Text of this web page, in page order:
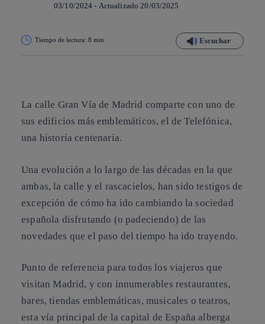
03/10/2024 - Actualizado20/03/2025
Tiempo de lectura: 8 min Escuchar
La calle Gran Vía de Madrid comparte con uno de
sus edificios más emblemáticos, el de Telefónica,
una historia centenaria.
Una evolución a lo largo de las décadas en la que
ambas, la calle y el rascacielos, han sido testigos de
excepción de cómo ha ido cambiando la sociedad
española disfrutando (o padeciendo) de las
novedades que el paso del tiempo ha ido trayendo.
Punto de referencia para todos los viajeros que
visitan Madrid, y con innumerables restaurantes,
bares, tiendas emblemáticas, musicales o teatros,
esta vía principal de la capital de España alberga